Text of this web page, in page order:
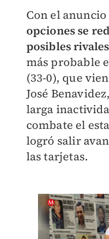
Con el
opciones se
posibles rivales
más probable
(33-0), que
José
larga
combate el
logró salir
las tarjetas.